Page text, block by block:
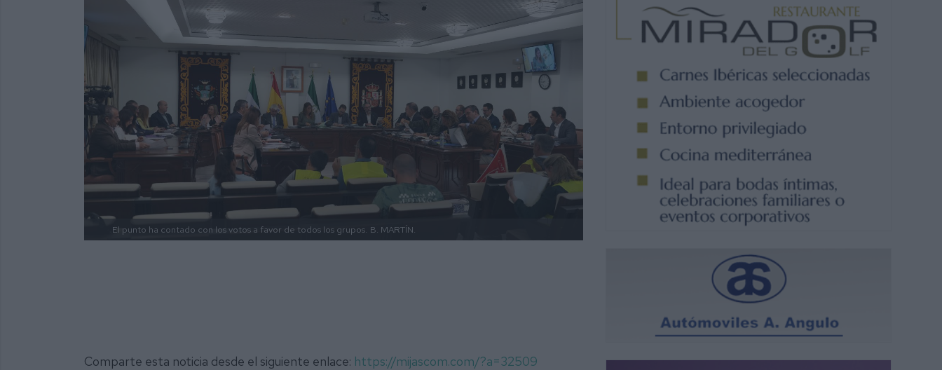
El punto ha contado con los votos a favor de todos los grupos. B. MARTÍN.
Comparte esta noticia desde el siguiente enlace: https://mijascom.com/?a=32509